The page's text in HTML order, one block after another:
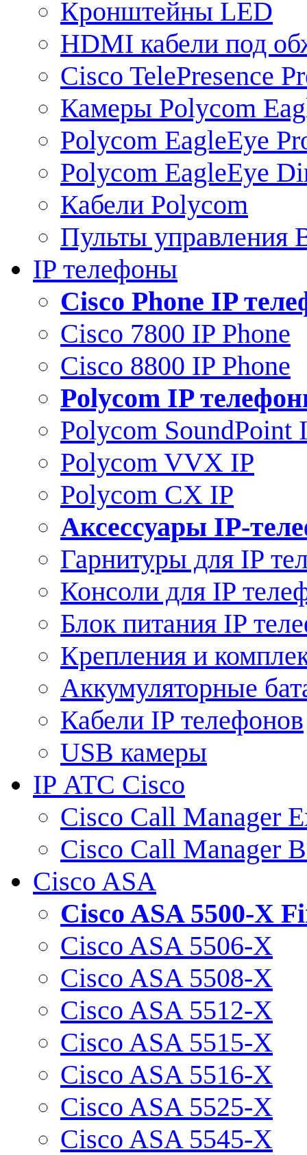
Кронштейны LED
HDMI кабели под
Cisco TelePresence
Камеры Polycom
Polycom EagleEye
Polycom EagleEye
Кабели Polycom
Пульты управления
IP телефоны
Сisco Phone IP
Cisco 7800 IP Phone
Cisco 8800 IP Phone
Polycom IP
Polycom SoundPoint
Polycom VVX IP
Polycom CX IP
Аксессуары IP-
Гарнитуры для IP
Консоли для IP
Блок питания IP
Крепления и
Аккумуляторные
Кабели IP телефонов
USB камеры
IP АТС Cisco
Cisco Call Manager
Cisco Call Manager
Cisco ASA
Cisco ASA 5500-X
Cisco ASA 5506-X
Cisco ASA 5508-X
Cisco ASA 5512-X
Cisco ASA 5515-X
Cisco ASA 5516-X
Cisco ASA 5525-X
Cisco ASA 5545-X